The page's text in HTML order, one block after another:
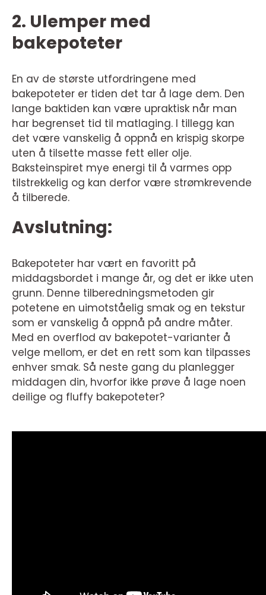
2. Ulemper med
bakepoteter
En av de største utfordringene med
bakepoteter er tiden det tar å lage dem. Den
lange baktiden kan være upraktisk når man
har begrenset tid til matlaging. I tillegg kan
det være vanskelig å oppnå en krispig skorpe
uten å tilsette masse fett eller olje.
Baksteinspiret mye energi til å varmes opp
tilstrekkelig og kan derfor være strømkrevende
å tilberede.
Avslutning:
Bakepoteter har vært en favoritt på
middagsbordet i mange år, og det er ikke uten
grunn. Denne tilberedningsmetoden gir
potetene en uimotståelig smak og en tekstur
som er vanskelig å oppnå på andre måter.
Med en overflod av bakepotet-varianter å
velge mellom, er det en rett som kan tilpasses
enhver smak. Så neste gang du planlegger
middagen din, hvorfor ikke prøve å lage noen
deilige og fluffy bakepoteter?